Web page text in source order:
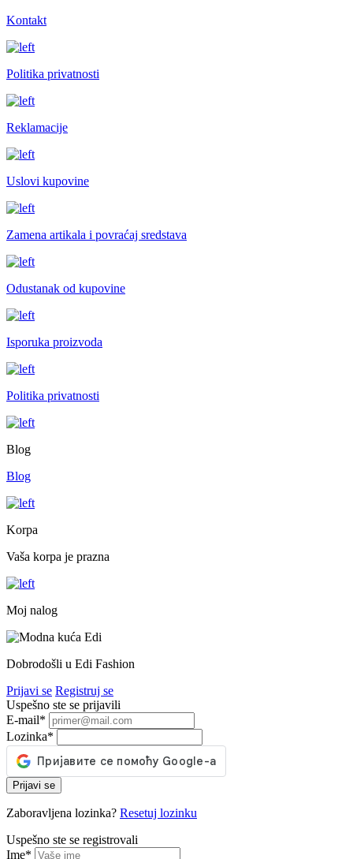
Kontakt
Politika privatnosti
Reklamacije
Uslovi kupovine
Zamena artikala i povraćaj sredstava
Odustanak od kupovine
Isporuka proizvoda
Politika privatnosti
Blog
Blog
Korpa
Vaša korpa je prazna
Moj nalog
Dobrodošli u Edi Fashion
Prijavi se Registruj se
Uspešno ste se prijavili
E-mail*
Lozinka*
Prijavi se
Zaboravljena lozinka? Resetuj lozinku
Uspešno ste se registrovali
Ime*